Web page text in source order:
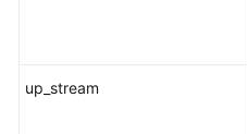
up_stream